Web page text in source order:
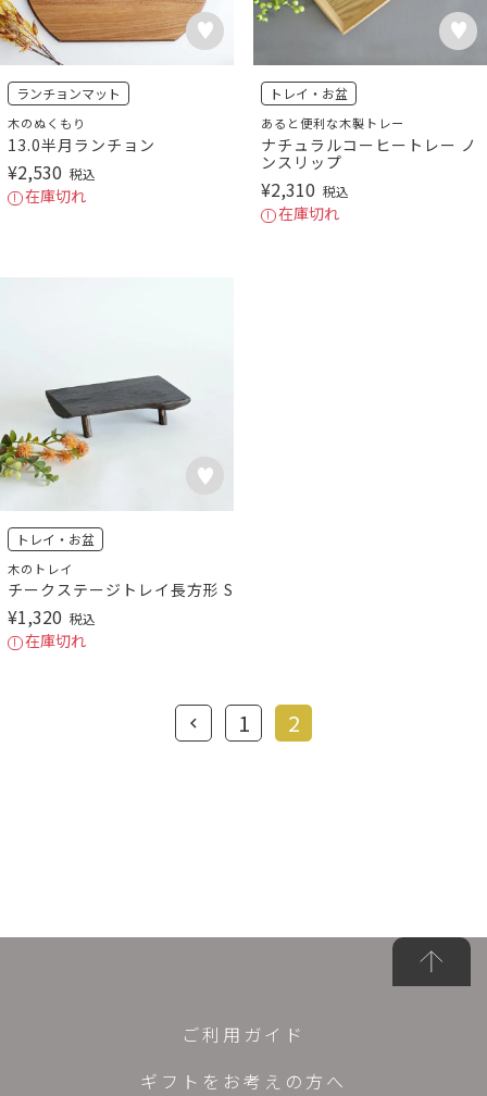
ランチョンマット
木のぬくもり
13.0半月ランチョン
¥2,530 税込
在庫切れ
トレイ・お盆
あると便利な木製トレー
ナチュラルコーヒートレー ノ
ンスリップ
¥2,310 税込
在庫切れ
トレイ・お盆
木のトレイ
チークステージトレイ長方形 S
¥1,320 税込
在庫切れ
1 2
ご利用ガイド
ギフトをお考えの方へ